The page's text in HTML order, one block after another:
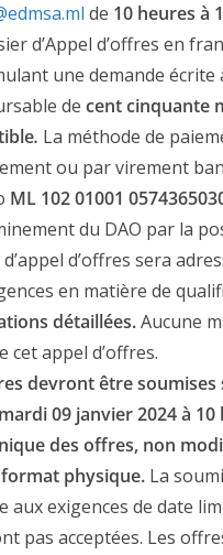
de 10 heures à
d’Appel d’offres en
une demande écrite
de cent cinquante
. La méthode de
ou par virement
ML 102 01001
du DAO par la
d’offres sera
en matière de
détaillées.Aucune
cet appel d’offres.
devront être soumises
09 janvier 2024 à
des offres, non
physique. La
aux exigences de date
pas acceptées. Les